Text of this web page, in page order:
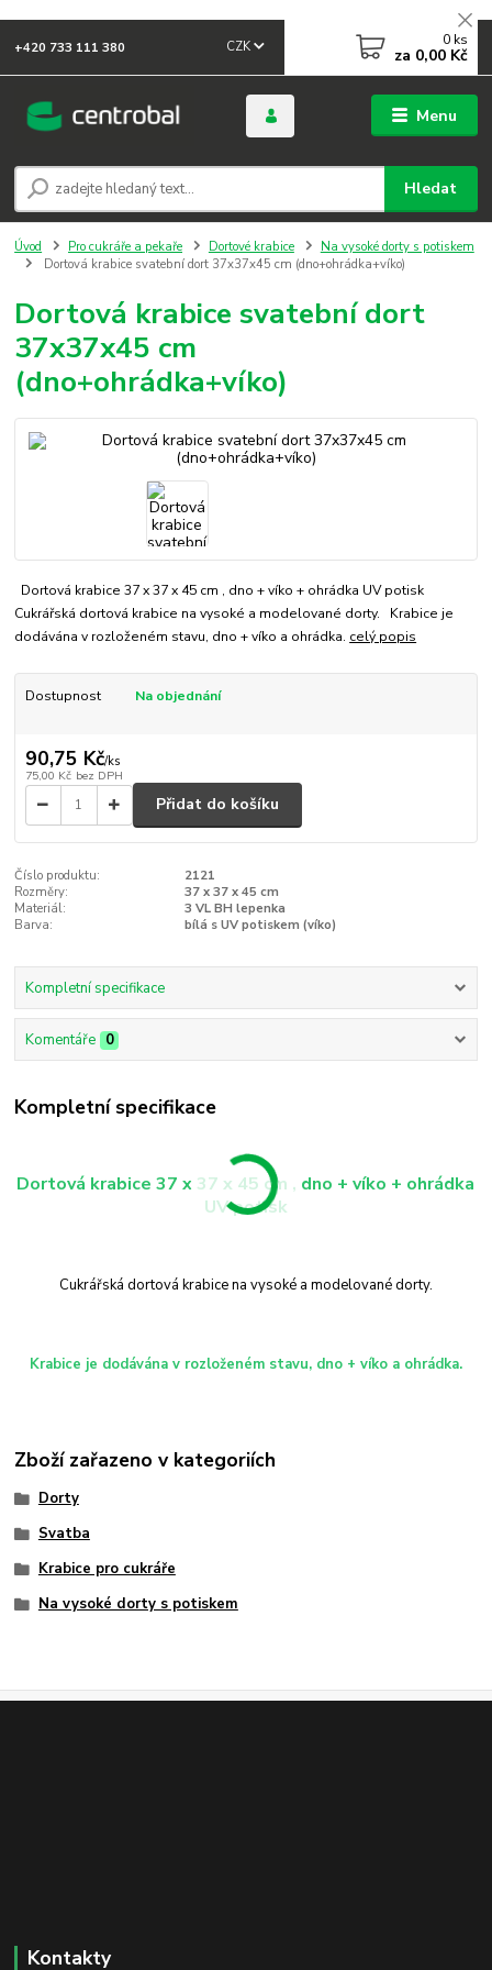
Menu
CZK
Hledat
+420 733 111 380 0 ks
za 0,00 Kč
Úvod Pro cukráře a pekaře Dortové krabice
Na vysoké dorty s potiskem
Dortová krabice svatební dort 37x37x45 cm (dno+ohrádka+víko)
Dortová krabice svatební dort
37x37x45 cm
(dno+ohrádka+víko)
Dortová krabice 37 x 37 x 45 cm , dno + víko + ohrádka UV potisk
Cukrářská dortová krabice na vysoké a modelované dorty. Krabice je
dodávána v rozloženém stavu, dno + víko a ohrádka. celý popis
Dostupnost Na objednání
90,75 Kč/ks
75,00 Kč bez DPH
Přidat do košíku
Číslo produktu:
2121
Rozměry:
37 x 37 x 45 cm
Materiál:
3 VL BH lepenka
Barva:
bílá s UV potiskem (víko)
Kompletní specifikace
Komentáře 0
Kompletní specifikace
Dortová krabice 37 x 37 x 45 cm , dno + víko + ohrádka
UV potisk
Cukrářská dortová krabice na vysoké a modelované dorty.
Krabice je dodávána v rozloženém stavu, dno + víko a ohrádka.
Zboží zařazeno v kategoriích
Dorty
Svatba
Krabice pro cukráře
Na vysoké dorty s potiskem
Kontakty